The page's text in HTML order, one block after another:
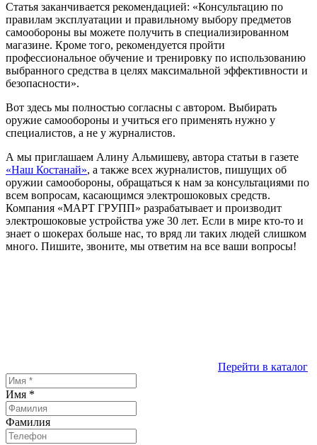
Статья заканчивается рекомендацией: «Консультацию по
правилам эксплуатации и правильному выбору предметов
самообороны вы можете получить в специализированном
магазине. Кроме того, рекомендуется пройти
профессиональное обучение и тренировку по использованию
выбранного средства в целях максимальной эффективности и
безопасности».
Вот здесь мы полностью согласны с автором. Выбирать
оружие самообороны и учиться его применять нужно у
специалистов, а не у журналистов.
А мы приглашаем Алину Альмишеву, автора статьи в газете
«Наш Костанай», а также всех журналистов, пишущих об
оружии самообороны, обращаться к нам за консультациями по
всем вопросам, касающимся электрошоковых средств.
Компания «МАРТ ГРУПП» разрабатывает и производит
электрошоковые устройства уже 30 лет. Если в мире кто-то и
знает о шокерах больше нас, то вряд ли таких людей слишком
много. Пишите, звоните, мы ответим на все ваши вопросы!
Перейти в каталог
Имя *
Фамилия